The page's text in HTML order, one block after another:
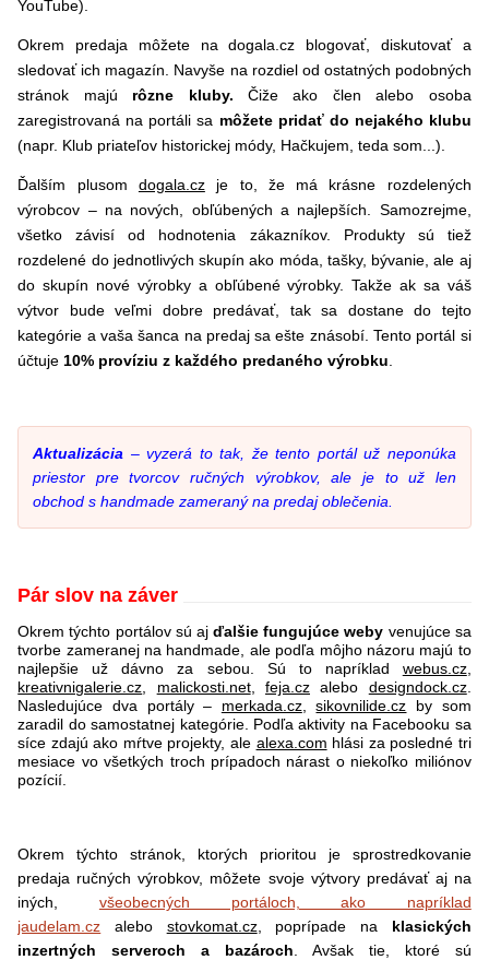
YouTube).
Okrem predaja môžete na dogala.cz blogovať, diskutovať a
sledovať ich magazín. Navyše na rozdiel od ostatných podobných
stránok majú rôzne kluby. Čiže ako člen alebo osoba
zaregistrovaná na portáli sa môžete pridať do nejakého klubu
(napr. Klub priateľov historickej módy, Hačkujem, teda som...).
Ďalším plusom dogala.czje to, že má krásne rozdelených
výrobcov – na nových, obľúbených a najlepších. Samozrejme,
všetko závisí od hodnotenia zákazníkov. Produkty sú tiež
rozdelené do jednotlivých skupín ako móda, tašky, bývanie, ale aj
do skupín nové výrobky a obľúbené výrobky. Takže ak sa váš
výtvor bude veľmi dobre predávať, tak sa dostane do tejto
kategórie a vaša šanca na predaj sa ešte znásobí. Tento portál si
účtuje 10% províziu z každého predaného výrobku
Aktualizácia – vyzerá to tak, že tento portál už neponúka
priestor pre tvorcov ručných výrobkov, ale je to už len
obchod s handmade zameraný na predaj oblečenia.
Pár slov na záver
Okrem týchto portálov sú ajďalšie fungujúce weby venujúce sa
tvorbe zameranej na handmade, ale podľa môjho názoru majú to
najlepšie už dávno za sebou. Sú to napríklad webus.cz,
kreativnigalerie.cz
malickosti.net, feja.cz alebo designdock.cz.
Nasledujúce dva portály – merkada.cz,sikovnilide.cz by som
zaradil do samostatnej kategórie. Podľa aktivity na Facebooku sa
síce zdajú ako mŕtve projekty, ale alexa.com hlási za posledné tri
mesiace vo všetkých troch prípadoch nárast o niekoľko miliónov
pozícií.
Okrem týchto stránok, ktorých prioritou je sprostredkovanie
predaja ručných výrobkov, môžete svoje výtvory predávať aj na
iných,
všeobecných portáloch, ako napríklad
jaudelam.cz
alebo stovkomat.cz, poprípade na klasických
inzertných serveroch a bazároch . Avšak tie, ktoré sú